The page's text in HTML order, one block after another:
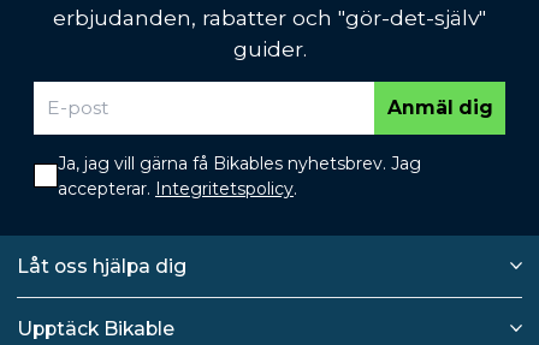
erbjudanden, rabatter och "gör-det-själv"
guider.
Anmäl dig
Ja, jag vill gärna få Bikables nyhetsbrev. Jag
accepterar. Integritetspolicy.
Låt oss hjälpa dig
Upptäck Bikable